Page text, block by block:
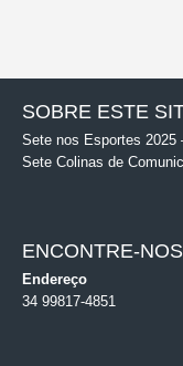
SOBRE ESTE
Sete nos Esportes 2025
Sete Colinas de
ENCONTRE-NOS
Endereço
34 99817-4851